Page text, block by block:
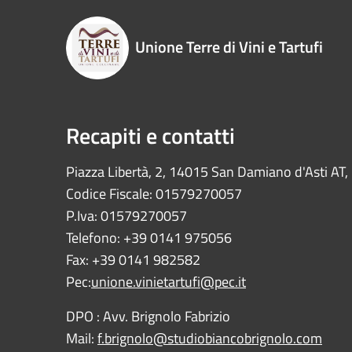
Unione Terre di Vini e Tartufi
Recapiti e contatti
Piazza Libertà, 2, 14015 San Damiano d'Asti
Codice Fiscale: 01579270057
P.Iva: 01579270057
Telefono: +39 0141 975056
Fax: +39 0141 982582
Pec:unione.vinietartufi@pec.it
DPO : Avv. Brignolo Fabrizio
Mail:f.brignolo@studiobiancobrignolo.com